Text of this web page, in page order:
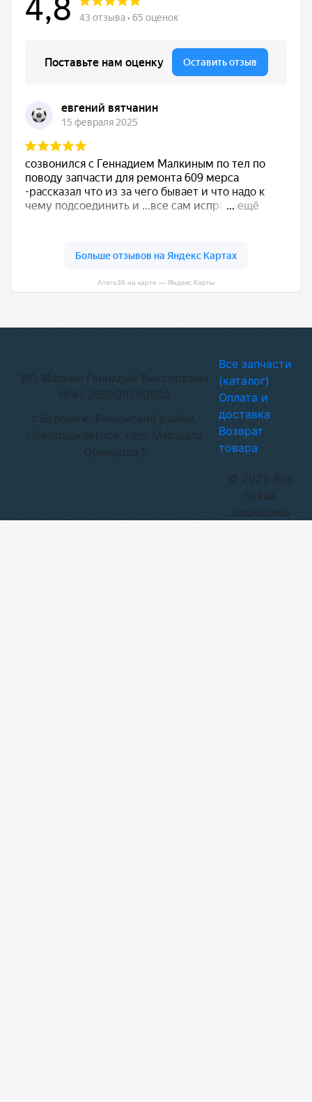
Атего36 на карте — Яндекс Карты
ИП Малкин Геннадий Викторович
ИНН 366200280602
г.Воронеж, Рамонский район,
Новоподклетное, пер. Маршала
Одинцова,1
© 2026 Все
права
защищены
Все запчасти
(каталог)
Оплата и
доставка
Возврат
товара